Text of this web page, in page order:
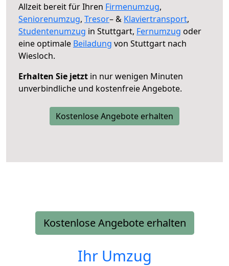
Allzeit bereit für Ihren Firmenumzug,
Seniorenumzug, Tresor– & Klaviertransport,
Studentenumzug in Stuttgart, Fernumzug oder
eine optimale Beiladung von Stuttgart nach
Wiesloch.
Erhalten Sie jetzt in nur wenigen Minuten
unverbindliche und kostenfreie Angebote.
Kostenlose Angebote erhalten
Kostenlose Angebote erhalten
Ihr Umzug